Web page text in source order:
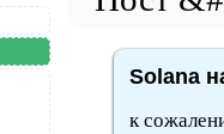
Solana
к